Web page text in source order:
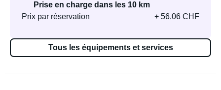
Prise en charge dans les 10 km
Prix par réservation
+ 56.06 CHF
Tous les équipements et services